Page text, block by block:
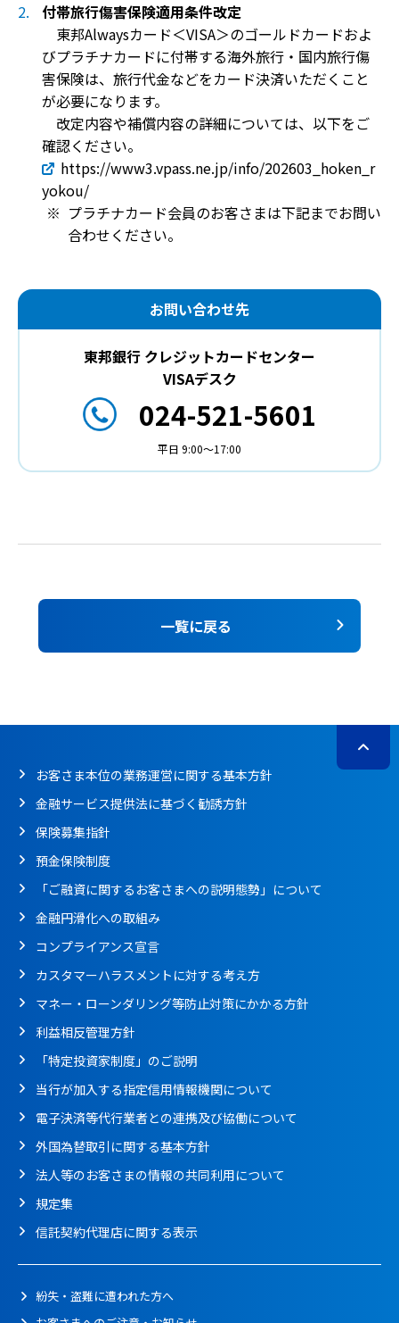
付帯旅行傷害保険適用条件改定
東邦Alwaysカード＜VISA＞のゴールドカードおよ
びプラチナカードに付帯する海外旅行・国内旅行傷
害保険は、旅行代金などをカード決済いただくこと
が必要になります。
改定内容や補償内容の詳細については、以下をご
確認ください。
https://www3.vpass.ne.jp/info/202603_hoken_r
yokou/
プラチナカード会員のお客さまは下記までお問い
合わせください。
お問い合わせ先
東邦銀行 クレジットカードセンター
VISAデスク
024-521-5601
平日 9:00～17:00
一覧に戻る
お客さま本位の業務運営に関する基本方針
金融サービス提供法に基づく勧誘方針
保険募集指針
預金保険制度
「ご融資に関するお客さまへの説明態勢」について
金融円滑化への取組み
コンプライアンス宣言
カスタマーハラスメントに対する考え方
マネー・ローンダリング等防止対策にかかる方針
利益相反管理方針
「特定投資家制度」のご説明
当行が加入する指定信用情報機関について
電子決済等代行業者との連携及び協働について
外国為替取引に関する基本方針
法人等のお客さまの情報の共同利用について
規定集
信託契約代理店に関する表示
紛失・盗難に遭われた方へ